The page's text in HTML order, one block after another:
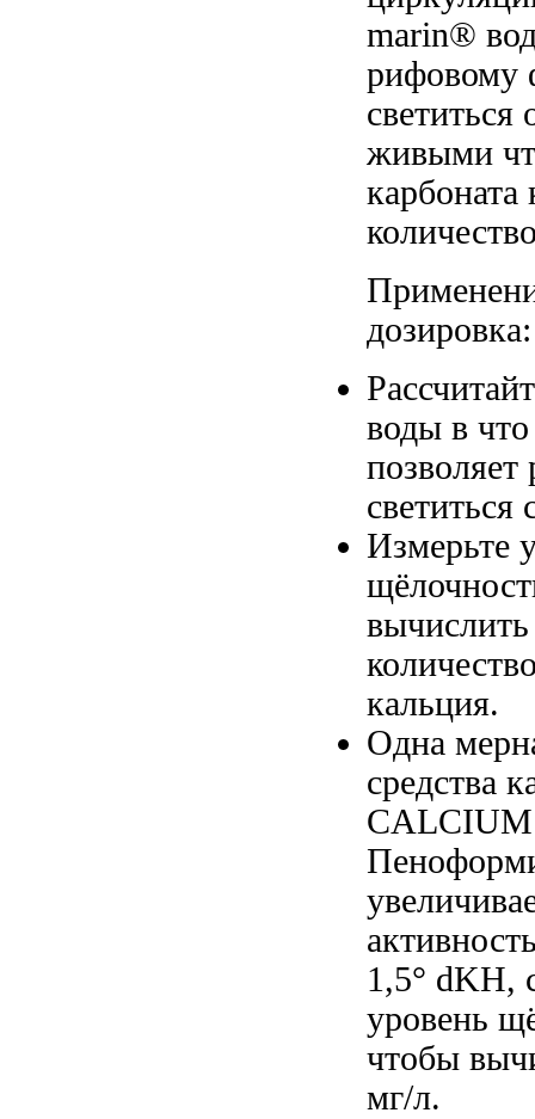
marin®
рифовому
светиться
живыми
дозировка:
воды в
Измерьте
кальция.
Одна
средства
1,5° dKH,
уровень
чтобы
мг/л.